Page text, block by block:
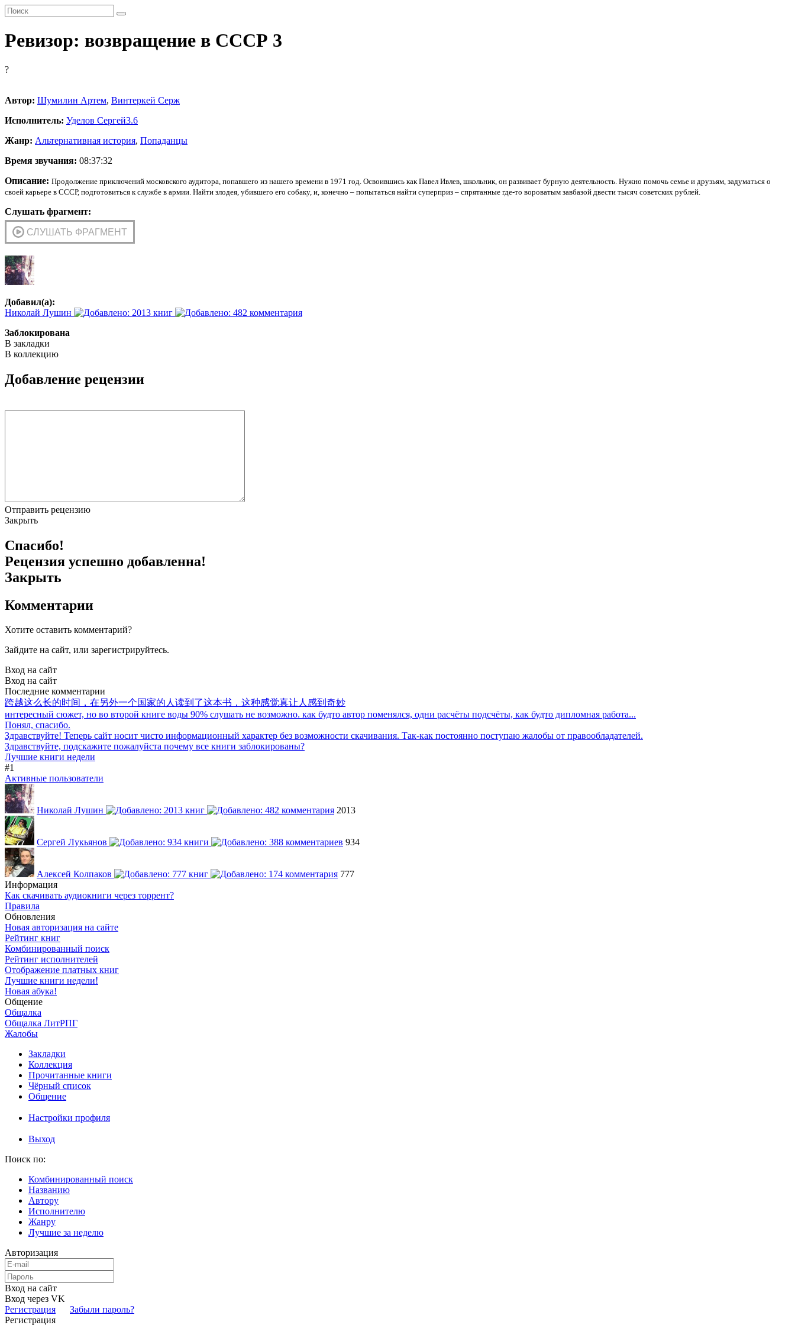
Ревизор: возвращение в СССР 3
?
Автор: Шумилин Артем, Винтеркей Серж
Исполнитель: Уделов Сергей3.6
Жанр: Альтернативная история, Попаданцы
Время звучания: 08:37:32
Описание: Продолжение приключений московского аудитора, попавшего из нашего времени в 1971 год. Освоившись как Павел Ивлев, школьник, он развивает бурную деятельность. Нужно помочь семье и друзьям, задуматься о
своей карьере в СССР, подготовиться к службе в армии. Найти злодея, убившего его собаку, и, конечно – попытаться найти суперприз – спрятанные где-то вороватым завбазой двести тысяч советских рублей.
Слушать фрагмент:
Добавил(а):
Николай Лушин
Заблокирована
В закладки
В коллекцию
Добавление рецензии
Отправить рецензию
Закрыть
Спасибо!
Рецензия успешно добавленна!
Закрыть
Комментарии
Хотите оставить комментарий?
Зайдите на сайт, или зарегистрируйтесь.
Вход на сайт
Вход на сайт
Последние комментарии
跨越这么长的时间，在另外一个国家的人读到了这本书，这种感觉真让人感到奇妙
интересный сюжет, но во второй книге воды 90% слушать не возможно. как будто автор поменялся, одни расчёты подсчёты, как будто дипломная работа...
Понял, спасибо.
Здравствуйте! Теперь сайт носит чисто информационный характер без возможности скачивания. Так-как постоянно поступаю жалобы от правообладателей.
Здравствуйте, подскажите пожалуйста почему все книги заблокированы?
Лучшие книги недели
#1
Активные пользователи
Николай Лушин 2013
Сергей Лукьянов 934
Алексей Колпаков
777
Информация
Как скачивать аудиокниги через торрент?
Правила
Обновления
Новая авторизация на сайте
Рейтинг книг
Комбинированный поиск
Рейтинг исполнителей
Отображение платных книг
Лучшие книги недели!
Новая абука!
Общение
Общалка
Общалка ЛитРПГ
Жалобы
Закладки
Коллекция
Прочитанные книги
Чёрный список
Общение
Настройки профиля
Выход
Поиск по:
Комбинированный поиск
Названию
Автору
Исполнителю
Жанру
Лучшие за неделю
Авторизация
Вход на сайт
Вход через VK
Регистрация
Забыли пароль?
Регистрация